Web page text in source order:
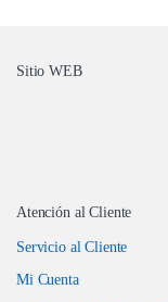
Sitio WEB
Atención al Cliente
Servicio al Cliente
Mi Cuenta